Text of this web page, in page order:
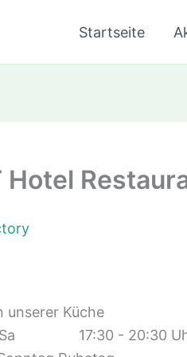
Startseite
Hotel
unserer Küche
Sa 17:30 - 20:30